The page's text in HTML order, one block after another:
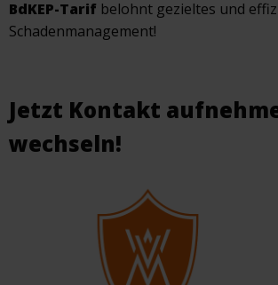
BdKEP-Tarif belohnt gezieltes und
Schadenmanagement!
Jetzt Kontakt
wechseln!